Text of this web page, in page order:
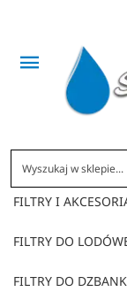
FILTRY I
FILTRY DO
FILTRY DO